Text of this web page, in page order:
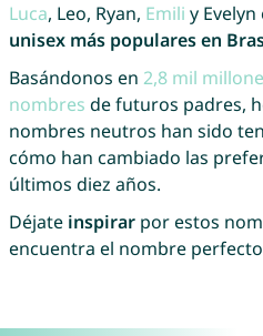
Luca, Leo, Ryan, Emili y
unisex más populares en
Basándonos en 2,8 mil
nombres de futuros padres,
nombres neutros han sido
cómo han cambiado las
últimos diez años.
Déjate inspirarpor estos
encuentra el nombre